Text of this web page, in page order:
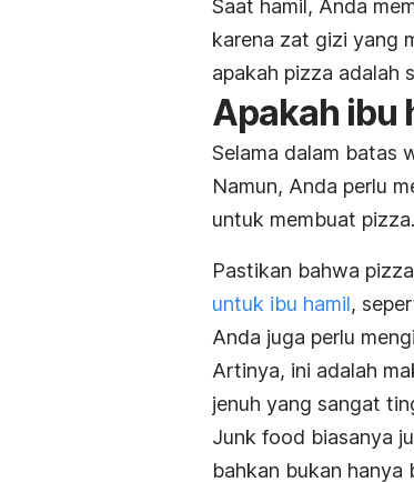
Saat hamil, Anda
karena zat gizi yang
apakah pizza adalah
Apakah ibu
Selama dalam batas
Namun, Anda perlu
untuk membuat pizza.
Pastikan bahwa pizza
untuk ibu hamil,
Anda juga perlu
Artinya, ini adalah
jenuh yang sangat
Junk food biasanya
bahkan bukan hanya